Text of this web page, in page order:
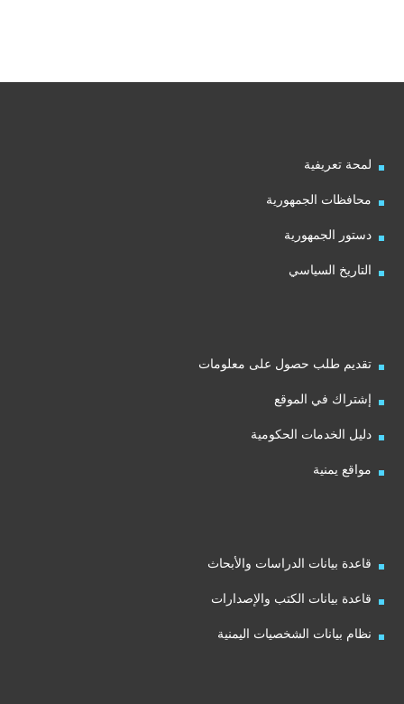
لمحة تعريفية
محافظات الجمهورية
دستور الجمهورية
التاريخ السياسي
تقديم طلب حصول على معلومات
إشتراك في الموقع
دليل الخدمات الحكومية
مواقع يمنية
قاعدة بيانات الدراسات والأبحاث
قاعدة بيانات الكتب والإصدارات
نظام بيانات الشخصيات اليمنية